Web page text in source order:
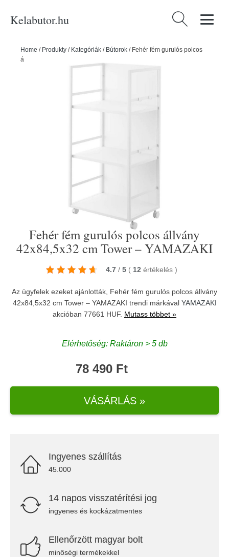
Kelabutor.hu Keresés:
Home / Produkty / Kategóriák / Bútorok / Fehér fém gurulós polcos
állvány 42x84,5x32 cm Tower – YAMAZAKI
Fehér fém gurulós polcos állvány
42x84,5x32 cm Tower – YAMAZAKI
4.7 / 5 ( 12 értékelés )
Az ügyfelek ezeket ajánlották, Fehér fém gurulós polcos állvány
42x84,5x32 cm Tower – YAMAZAKI trendi márkával YAMAZAKI
akcióban 77661 HUF. Mutass többet »
Elérhetőség: Raktáron > 5 db
78 490 Ft
VÁSÁRLÁS »
Ingyenes szállítás
45.000
14 napos visszatérítési jog
ingyenes és kockázatmentes
Ellenőrzött magyar bolt
minőségi termékekkel